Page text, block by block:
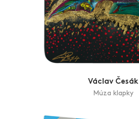
Václav Česák
Múza klapky